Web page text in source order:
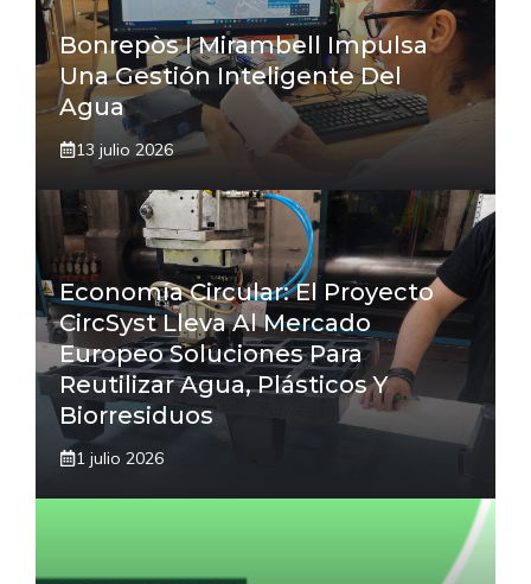
Bonrepòs I Mirambell Impulsa
Una Gestión Inteligente Del
Agua
13 julio 2026
Economía Circular: El Proyecto
CircSyst Lleva Al Mercado
Europeo Soluciones Para
Reutilizar Agua, Plásticos Y
Biorresiduos
1 julio 2026